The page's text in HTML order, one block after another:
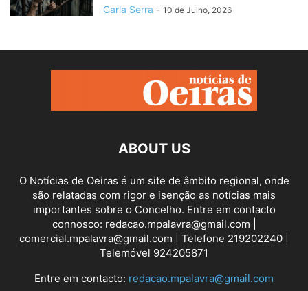
Carla Serra - 10 de Julho, 2026
ABOUT US
O Notícias de Oeiras é um site de âmbito regional, onde
são relatadas com rigor e isenção as notícias mais
importantes sobre o Concelho. Entre em contacto
connosco: redacao.mpalavra@gmail.com |
comercial.mpalavra@gmail.com | Telefone 219202240 |
Telemóvel 924205871
Entre em contacto: redacao.mpalavra@gmail.com